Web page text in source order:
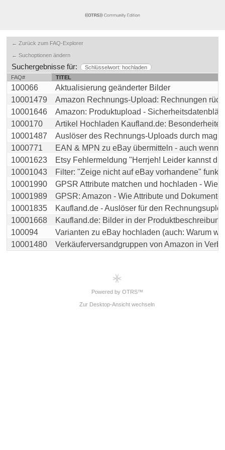
← Zurück zum FAQ-Explorer
← Suchoptionen ändern
Suchergebnisse für:
Schlüsselwort: hochladen
FAQ#
TITEL
100066
Aktualisierung geänderter Bilder
10001479
Amazon Rechnungs-Upload: Rechnungen
10001646
Amazon: Produktupload -
1000170
Artikel Hochladen Kaufland.de: Besonderheiten
10001487
Auslöser des Rechnungs-Uploads durch
1000771
EAN & MPN zu eBay übermitteln - auch wenn
10001623
Etsy Fehlermeldung "Herrjeh! Leider kannst du
10001043
Filter: "Zeige nicht auf eBay vorhandene"
10001990
GPSR Attribute matchen und hochladen - Wie
10001989
GPSR: Amazon - Wie Attribute und Dokumente
10001835
Kaufland.de - Auslöser für den
10001668
Kaufland.de: Bilder in der Produktbeschreibung
100094
Varianten zu eBay hochladen (auch: Warum
10001480
Verkäuferversandgruppen von Amazon in
Powered by OTRS™
Zur Desktop-Ansicht wechseln